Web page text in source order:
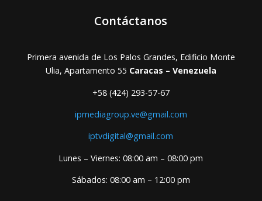
Contáctanos
Primera avenida de Los Palos Grandes, Edificio Monte
Ulia, Apartamento 55 Caracas – Venezuela
+58 (424) 293-57-67
ipmediagroup.ve@gmail.com
iptvdigital@gmail.com
Lunes – Viernes: 08:00 am – 08:00 pm
Sábados: 08:00 am – 12:00 pm